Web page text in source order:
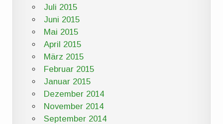
Juli 2015
Juni 2015
Mai 2015
April 2015
März 2015
Februar 2015
Januar 2015
Dezember 2014
November 2014
September 2014